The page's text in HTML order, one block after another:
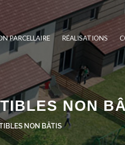
PARCELLAIRE RÉALISATIONS
NON
NON BÂTIS